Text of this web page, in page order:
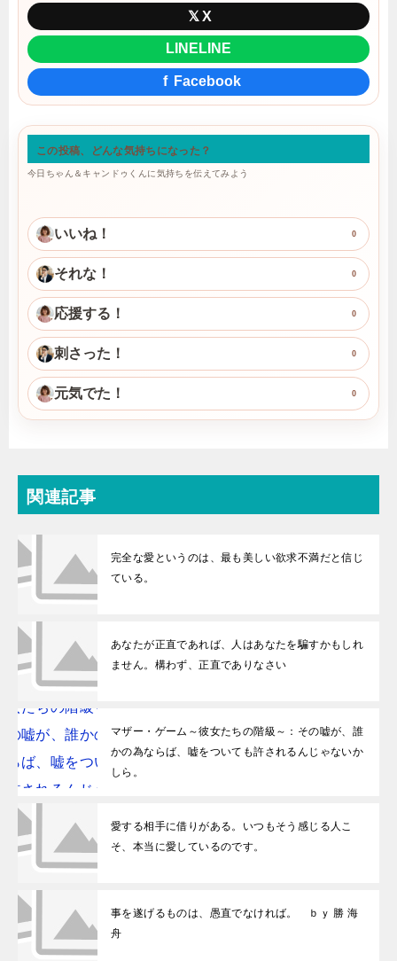
𝕏 X
LINE LINE
f Facebook
この投稿、どんな気持ちになった？
今日ちゃん＆キャンドゥくんに気持ちを伝えてみよう
いいね！ 0
それな！ 0
応援する！ 0
刺さった！ 0
元気でた！ 0
関連記事
完全な愛というのは、最も美しい欲求不満だと信じ
ている。
あなたが正直であれば、人はあなたを騙すかもしれ
ません。構わず、正直でありなさい
マザー・ゲーム～彼女たちの階級～：その嘘が、誰
かの為ならば、嘘をついても許されるんじゃないか
しら。
愛する相手に借りがある。いつもそう感じる人こ
そ、本当に愛しているのです。
事を遂げるものは、愚直でなければ。 ｂｙ 勝 海
舟